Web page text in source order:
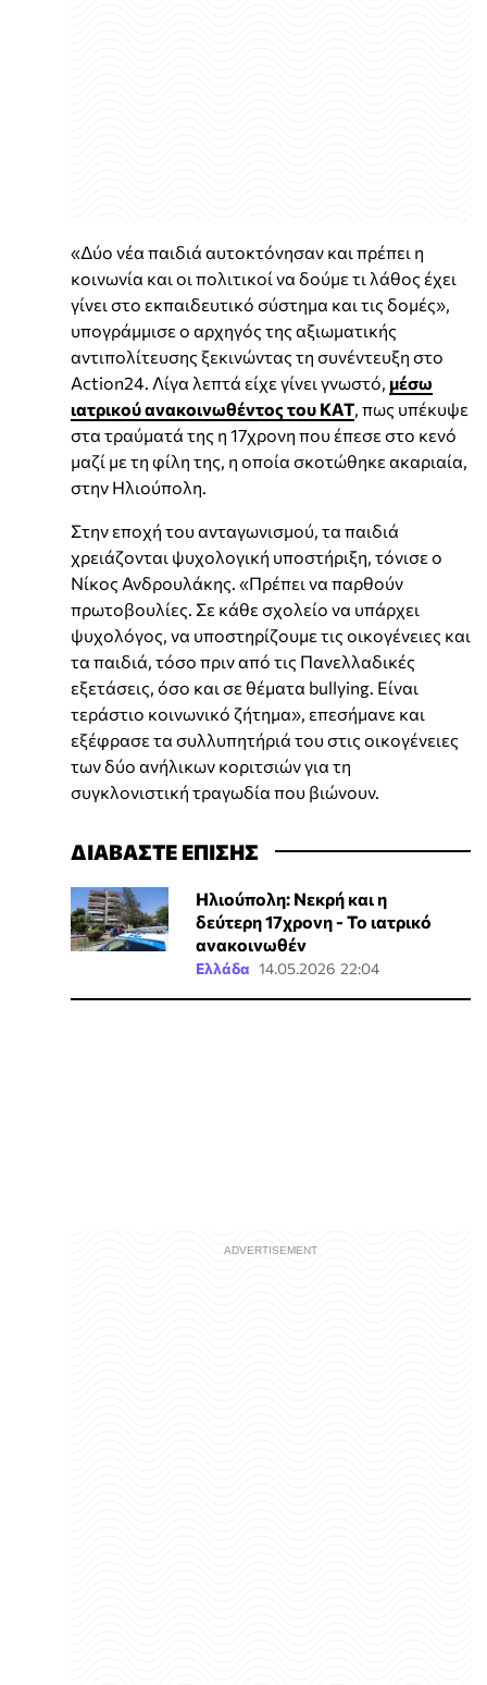
«Δύο νέα παιδιά αυτοκτόνησαν και πρέπει η
κοινωνία και οι πολιτικοί να δούμε τι λάθος έχει
γίνει στο εκπαιδευτικό σύστημα και τις δομές»,
υπογράμμισε ο αρχηγός της αξιωματικής
αντιπολίτευσης ξεκινώντας τη συνέντευξη στο
Action24. Λίγα λεπτά είχε γίνει γνωστό, μέσω
ιατρικού ανακοινωθέντος του ΚΑΤ , πως υπέκυψε
στα τραύματά της η 17χρονη που έπεσε στο κενό
μαζί με τη φίλη της, η οποία σκοτώθηκε ακαριαία,
στην Ηλιούπολη.
Στην εποχή του ανταγωνισμού, τα παιδιά
χρειάζονται ψυχολογική υποστήριξη, τόνισε ο
Νίκος Ανδρουλάκης. «Πρέπει να παρθούν
πρωτοβουλίες. Σε κάθε σχολείο να υπάρχει
ψυχολόγος, να υποστηρίζουμε τις οικογένειες και
τα παιδιά, τόσο πριν από τις Πανελλαδικές
εξετάσεις, όσο και σε θέματα bullying. Είναι
τεράστιο κοινωνικό ζήτημα», επεσήμανε και
εξέφρασε τα συλλυπητήριά του στις οικογένειες
των δύο ανήλικων κοριτσιών για τη
συγκλονιστική τραγωδία που βιώνουν.
ΔΙΑΒΑΣΤΕ ΕΠΙΣΗΣ
Ηλιούπολη: Νεκρή και η
δεύτερη 17χρονη - Το ιατρικό
ανακοινωθέν
Ελλάδα 14.05.2026 22:04